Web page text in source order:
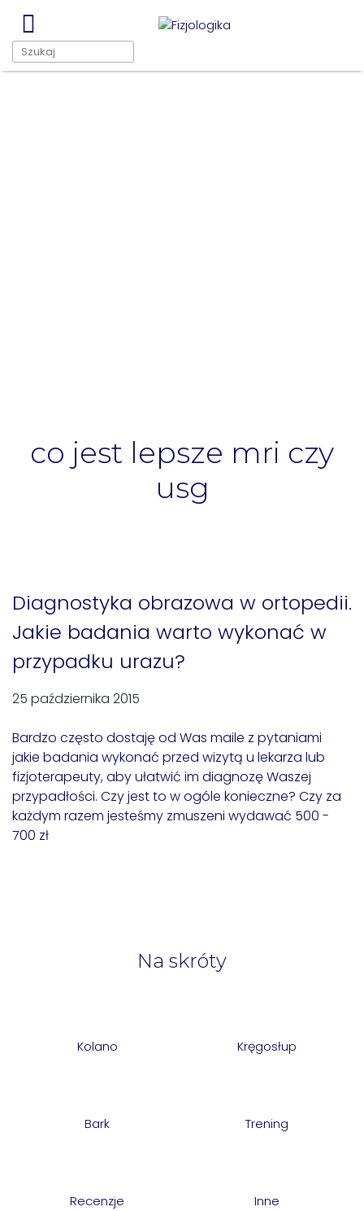
co jest lepsze mri czy
usg
Diagnostyka obrazowa w ortopedii.
Jakie badania warto wykonać w
przypadku urazu?
25 października 2015
Bardzo często dostaję od Was maile z pytaniami
jakie badania wykonać przed wizytą u lekarza lub
fizjoterapeuty, aby ułatwić im diagnozę Waszej
przypadłości. Czy jest to w ogóle konieczne? Czy za
każdym razem jesteśmy zmuszeni wydawać 500 -
700 zł
Na skróty
Kolano Kręgosłup
Bark Trening
Recenzje Inne